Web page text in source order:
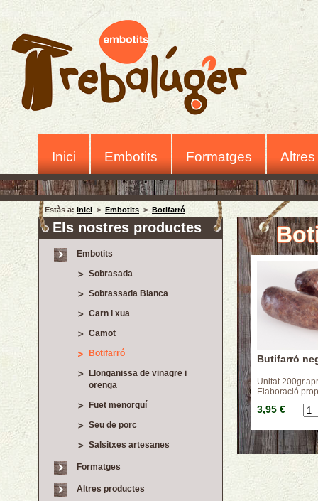
Inici Embotits Formatges
Estàs a: Inici > Embotits > Botifarró
Els nostres productes
Embotits
Sobrasada
Sobrassada Blanca
Carn i xua
Camot
Botifarró
Llonganissa de vinagre i
orenga
Fuet menorquí
Seu de porc
Salsitxes artesanes
Formatges
Altres productes
Butifarró
Unitat
Elaboració
3,95 €